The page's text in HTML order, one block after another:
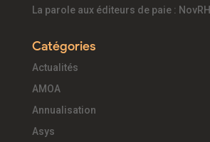
La parole aux éditeurs de paie : NovRH
Catégories
Actualités
AMOA
Annualisation
Asys